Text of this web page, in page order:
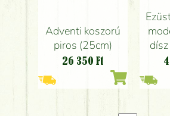
Adventi koszorú
piros (25cm)
26 350 Ft